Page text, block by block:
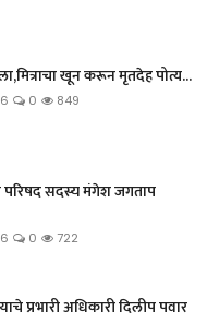
खून करून मृतदेह पोत्य...
0 849
परिषद सदस्य मंगेश जगताप
0 722
प्रभारी अधिकारी दिलीप पवार